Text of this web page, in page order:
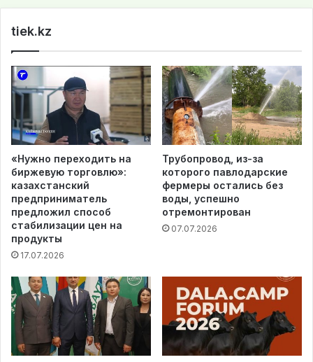
te
tiek.kz
«Нужно переходить на
биржевую торговлю»:
казахстанский
предприниматель
предложил способ
стабилизации цен на
продукты
17.07.2026
Трубопровод, из-за
которого павлодарские
фермеры остались без
воды, успешно
отремонтирован
07.07.2026